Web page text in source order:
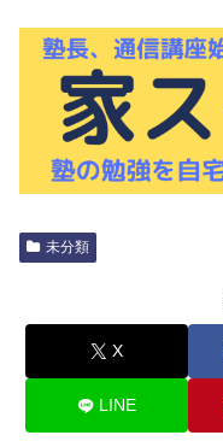
未分類
X
LINE